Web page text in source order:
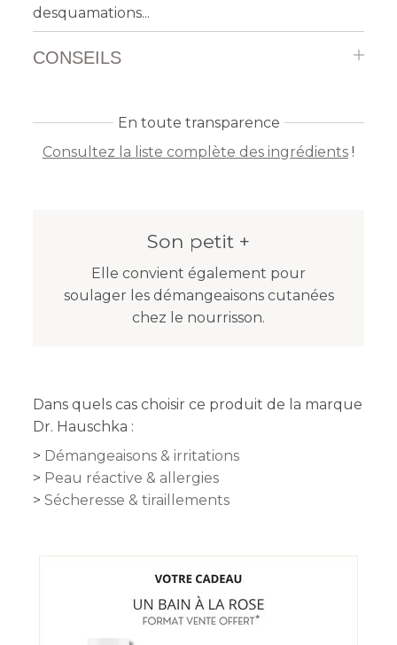
desquamations...
CONSEILS
En toute transparence
Consultez la liste complète des ingrédients !
Son petit +
Elle convient également pour
soulager les démangeaisons cutanées
chez le nourrisson.
Dans quels cas choisir ce produit de la marque
Dr. Hauschka :
Démangeaisons & irritations
Peau réactive & allergies
Sécheresse & tiraillements